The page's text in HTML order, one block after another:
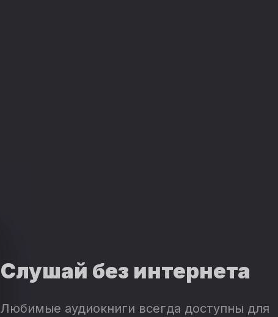
Слушай без интернета
Любимые аудиокниги всегда доступны для